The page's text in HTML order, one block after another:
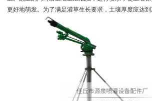
更好地萌发。为了满足灌草生长要求，土壤厚度应达到